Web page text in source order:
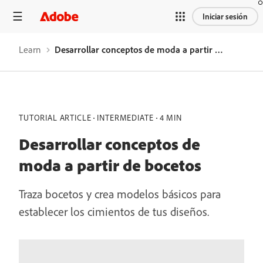
Iniciar sesión
Learn Desarrollar conceptos de moda a partir de bocetos
TUTORIAL ARTICLE INTERMEDIATE 4 MIN
Desarrollar conceptos de
moda a partir de bocetos
Traza bocetos y crea modelos básicos para
establecer los cimientos de tus diseños.